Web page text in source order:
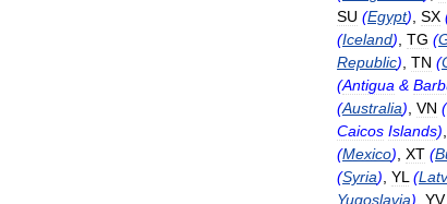
SU (Egypt) SX
(Iceland) TG (
Republic) TN (
(Antigua &
(Australia) VN (
Caicos Islands)
(Mexico) XT (
(Syria) YL (
Yugoslavia) YV